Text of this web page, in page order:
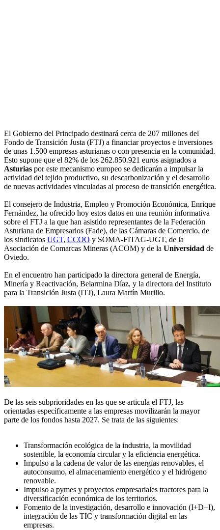
El Gobierno del Principado destinará cerca de 207 millones del
Fondo de Transición Justa (FTJ) a financiar proyectos e inversiones
de unas 1.500 empresas asturianas o con presencia en la comunidad.
Esto supone que el 82% de los 262.850.921 euros asignados a
Asturias por este mecanismo europeo se dedicarán a impulsar la
actividad del tejido productivo, su descarbonización y el desarrollo
de nuevas actividades vinculadas al proceso de transición energética.
El consejero de Industria, Empleo y Promoción Económica, Enrique
Fernández, ha ofrecido hoy estos datos en una reunión informativa
sobre el FTJ a la que han asistido representantes de la Federación
Asturiana de Empresarios (Fade), de las Cámaras de Comercio, de
los sindicatos UGT, CCOO y SOMA-FITAG-UGT, de la
Asociación de Comarcas Mineras (ACOM) y de la Universidad de
Oviedo.
En el encuentro han participado la directora general de Energía,
Minería y Reactivación, Belarmina Díaz, y la directora del Instituto
para la Transición Justa (ITJ), Laura Martín Murillo.
De las seis subprioridades en las que se articula el FTJ, las
orientadas específicamente a las empresas movilizarán la mayor
parte de los fondos hasta 2027. Se trata de las siguientes:
Transformación ecológica de la industria, la movilidad
sostenible, la economía circular y la eficiencia energética.
Impulso a la cadena de valor de las energías renovables, el
autoconsumo, el almacenamiento energético y el hidrógeno
renovable.
Impulso a pymes y proyectos empresariales tractores para la
diversificación económica de los territorios.
Fomento de la investigación, desarrollo e innovación (I+D+I),
integración de las TIC y transformación digital en las
empresas.